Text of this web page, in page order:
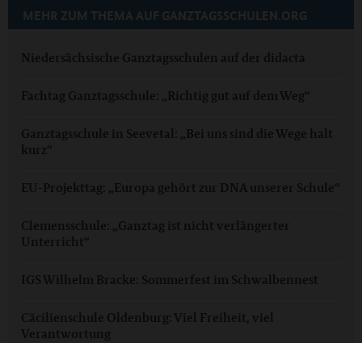
MEHR ZUM THEMA AUF GANZTAGSSCHULEN.ORG
Niedersächsische Ganztagsschulen auf der didacta
Fachtag Ganztagsschule: „Richtig gut auf dem Weg“
Ganztagsschule in Seevetal: „Bei uns sind die Wege halt
kurz“
EU-Projekttag: „Europa gehört zur DNA unserer Schule“
Clemensschule: „Ganztag ist nicht verlängerter
Unterricht“
IGS Wilhelm Bracke: Sommerfest im Schwalbennest
Cäcilienschule Oldenburg: Viel Freiheit, viel
Verantwortung